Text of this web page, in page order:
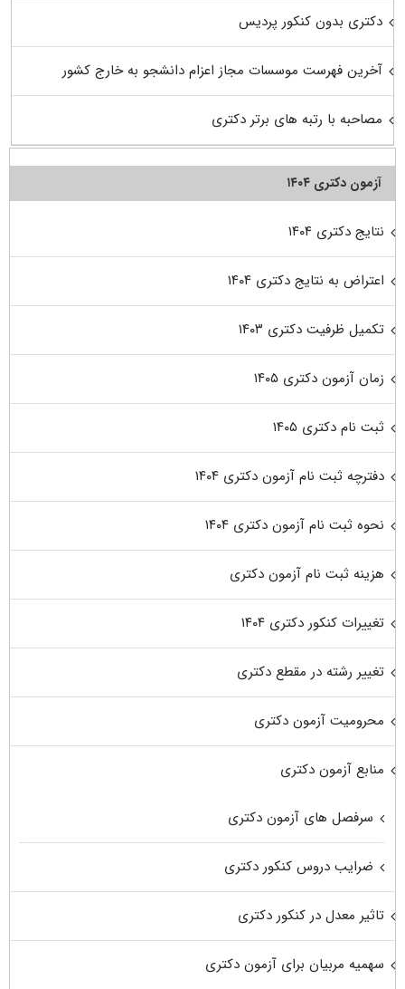
دکتری بدون کنکور پردیس
آخرین فهرست موسسات مجاز اعزام دانشجو به خارج کشور
مصاحبه با رتبه های برتر دکتری
آزمون دکتری ۱۴۰۴
نتایج دکتری ۱۴۰۴
اعتراض به نتایج دکتری ۱۴۰۴
تکمیل ظرفیت دکتری ۱۴۰۳
زمان آزمون دکتری ۱۴۰۵
ثبت نام دکتری ۱۴۰۵
دفترچه ثبت نام آزمون دکتری ۱۴۰۴
نحوه ثبت نام آزمون دکتری ۱۴۰۴
هزینه ثبت نام آزمون دکتری
تغییرات کنکور دکتری ۱۴۰۴
تغییر رشته در مقطع دکتری
محرومیت آزمون دکتری
منابع آزمون دکتری
سرفصل های آزمون دکتری
ضرایب دروس کنکور دکتری
تاثیر معدل در کنکور دکتری
سهمیه مربیان برای آزمون دکتری